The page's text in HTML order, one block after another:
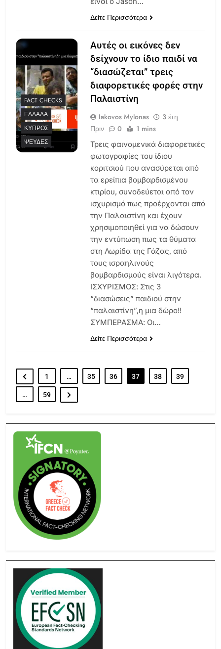
Δείτε Περισσότερα
FACT CHECKS
ΕΛΛΆΔΑ
ΚΎΠΡΟΣ
ΨΕΥΔΈΣ
Αυτές οι εικόνες δεν
δείχνουν το ίδιο παιδί να
“διασώζεται” τρεις
διαφορετικές φορές στην
Παλαιστίνη
Iakovos Mylonas
3 έτη
Πριν
0 1 mins
Τρεις φαινομενικά διαφορετικές
φωτογραφίες του ίδιου
κοριτσιού που ανασύρεται από
τα ερείπια βομβαρδισμένου
κτιρίου, συνοδεύεται από τον
ισχυρισμό πως προέρχονται από
την Παλαιστίνη και έχουν
χρησιμοποιηθεί για να δώσουν
την εντύπωση πως τα θύματα
στη Λωρίδα της Γάζας, από
τους ισραηλινούς
βομβαρδισμούς είναι λιγότερα.
ΙΣΧΥΡΙΣΜΟΣ: Στις 3
“διασώσεις” παιδιού στην
“παλαιστίνη”,η μια δώρο!!
ΣΥΜΠΕΡΑΣΜΑ: Οι…
Δείτε Περισσότερα
1 … 35 36 37 38 39
… 59